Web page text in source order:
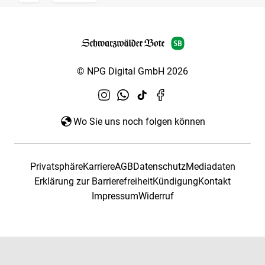
© NPG Digital GmbH 2026
Wo Sie uns noch folgen können
PrivatsphäreKarriereAGBDatenschutzMediadaten
Erklärung zur BarrierefreiheitKündigungKontakt
ImpressumWiderruf